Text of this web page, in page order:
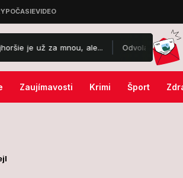
za mnou, ale... Odvolávací súd prekazil
Zaujímavosti Krimi Šport